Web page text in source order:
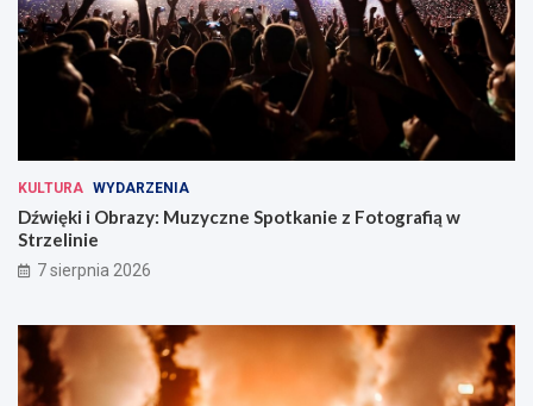
KULTURA WYDARZENIA
Dźwięki i Obrazy: Muzyczne Spotkanie z Fotografią w
Strzelinie
7 sierpnia 2026